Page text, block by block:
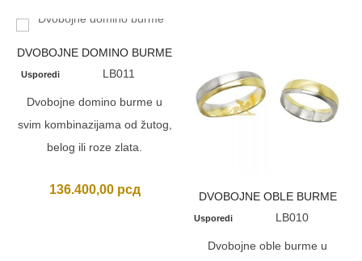
DVOBOJNE DOMINO BURME
Usporedi LB011
Dvobojne domino burme u
svim kombinazijama od žutog,
belog ili roze zlata.
136.400,00 рсд DVOBOJNE OBLE BURME
Usporedi LB010
Dvobojne oble burme u